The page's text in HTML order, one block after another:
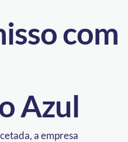
com
Azul
a empresa